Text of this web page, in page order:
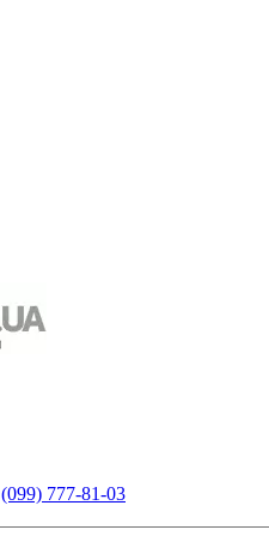
(099) 777-81-03